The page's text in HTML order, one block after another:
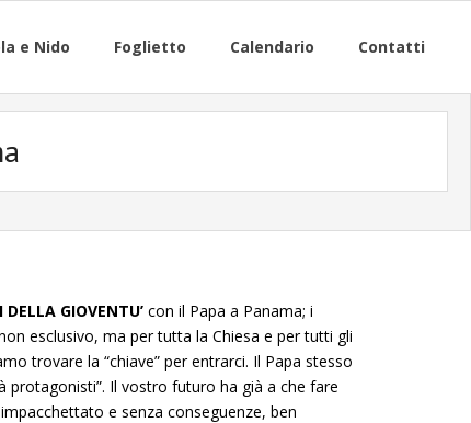
e Nido Foglietto Calendario Contatti
GIOVENTU’ con il Papa a Panama; i
esclusivo, ma per tutta la Chiesa e per tutti gli
trovare la “chiave” per entrarci. Il Papa stesso
protagonisti”. Il vostro futuro ha già a che fare
e senza conseguenze, ben